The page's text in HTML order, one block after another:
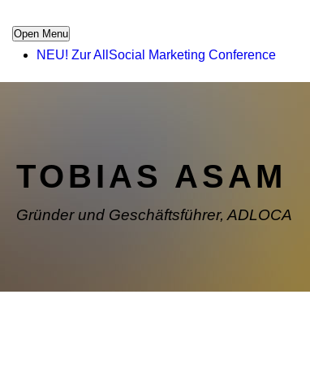
Open Menu
NEU! Zur AllSocial Marketing Conference
TOBIAS ASAM
Gründer und Geschäftsführer, ADLOCA